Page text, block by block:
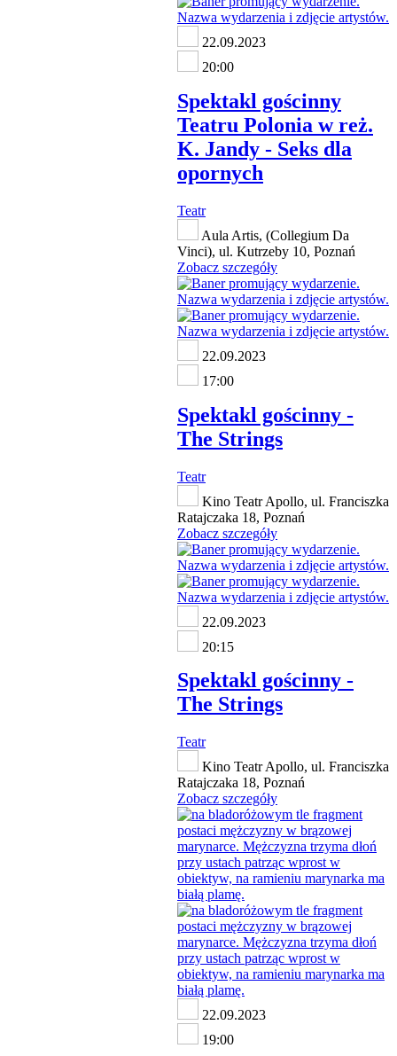
22.09.2023
20:00
Spektakl gościnny
Teatru Polonia w reż.
K. Jandy - Seks dla
opornych
Teatr
Aula Artis, (Collegium Da
Vinci), ul. Kutrzeby 10, Poznań
Zobacz szczegóły
22.09.2023
17:00
Spektakl gościnny -
The Strings
Teatr
Kino Teatr Apollo, ul. Franciszka
Ratajczaka 18, Poznań
Zobacz szczegóły
22.09.2023
20:15
Spektakl gościnny -
The Strings
Teatr
Kino Teatr Apollo, ul. Franciszka
Ratajczaka 18, Poznań
Zobacz szczegóły
22.09.2023
19:00